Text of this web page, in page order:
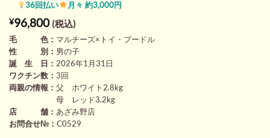
36回払い 月々 約3,000円
¥96,800 (税込)
毛 色： マルチーズ×トイ・プードル
性 別： 男の子
誕 生 日： 2026年1月31日
ワクチン数： 3回
両親の情報： 父 ホワイト2.8kg
母 レッド3.2kg
店 舗： あざみ野店
お問合せ№： C0529